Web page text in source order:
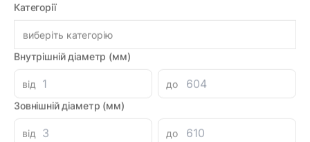
Категорії
виберіть категорію
Внутрішній діаметр (мм)
від
до
Зовнішній діаметр (мм)
від
до
Вн. діаметр
На сторінці:
20
КАРТРИДЖНІ